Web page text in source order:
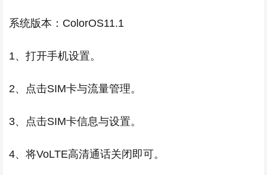
系统版本：ColorOS11.1
1、打开手机设置。
2、点击SIM卡与流量管理。
3、点击SIM卡信息与设置。
4、将VoLTE高清通话关闭即可。